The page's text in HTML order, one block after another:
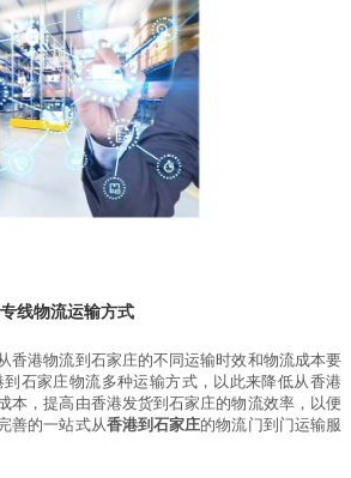
专线物流运输方式
香港物流到石家庄的不同运输时效和物流成本要
到石家庄物流多种运输方式，以此来降低从香港
本，提高由香港发货到石家庄的物流效率，以便
善的一站式从香港到石家庄的物流门到门运输服